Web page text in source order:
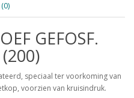
GEFOSF.
speciaal ter voorkoming van
voorzien van kruisindruk.